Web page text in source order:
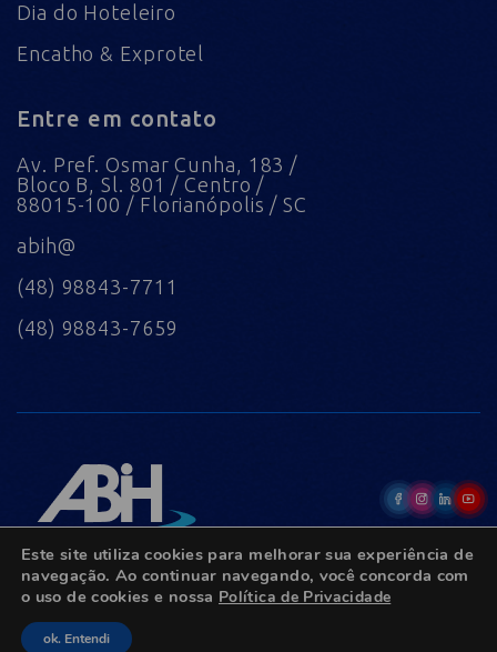
Dia do Hoteleiro
Encatho & Exprotel
Entre em contato
Av. Pref. Osmar Cunha, 183 /
Bloco B, Sl. 801 / Centro /
88015-100 / Florianópolis / SC
abih@
(48) 98843-7711
(48) 98843-7659
© Copyright 2022 - Todos os direitos reservados.
Este site utiliza cookies para melhorar sua experiência de
navegação. Ao continuar navegando, você concorda com
o uso de cookies e nossa Política de Privacidade
ok. Entendi